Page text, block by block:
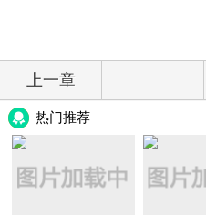
上一章
热门推荐